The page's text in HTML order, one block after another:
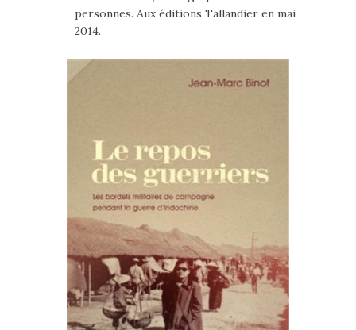
personnes. Aux éditions Tallandier en mai
2014.